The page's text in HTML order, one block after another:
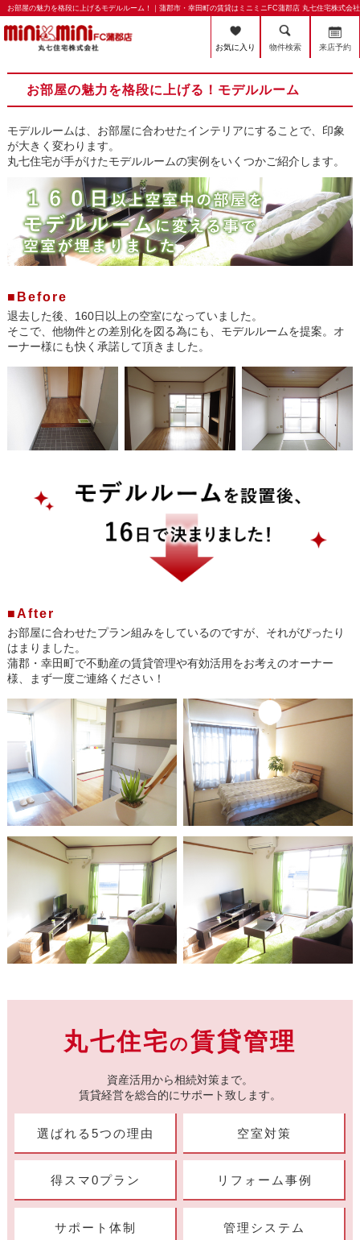
お部屋の魅力を格段に上げるモデルルーム！｜蒲郡市・幸田町の賃貸はミニミニFC蒲郡店 丸七住宅株式会社
お気に入り 物件検索 来店予約
お部屋の魅力を格段に上げる！モデルルーム
モデルルームは、お部屋に合わせたインテリアにすることで、印象
が大きく変わります。
丸七住宅が手がけたモデルルームの実例をいくつかご紹介します。
■Before
退去した後、160日以上の空室になっていました。
そこで、他物件との差別化を図る為にも、モデルルームを提案。オ
ーナー様にも快く承諾して頂きました。
■After
お部屋に合わせたプラン組みをしているのですが、それがぴったり
はまりました。
蒲郡・幸田町で不動産の賃貸管理や有効活用をお考えのオーナー
様、まず一度ご連絡ください！
丸七住宅の賃貸管理
資産活用から相続対策まで。
賃貸経営を総合的にサポート致します。
選ばれる5つの理由 空室対策
得スマ0プラン リフォーム事例
サポート体制 管理システム